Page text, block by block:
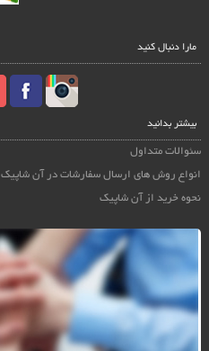
مارا دنبال کنید
بیشتر بدانید
سئوالات متداول
انواع روش های ارسال سفارشات در آن شاپیک
نحوه خرید از آن شاپیک